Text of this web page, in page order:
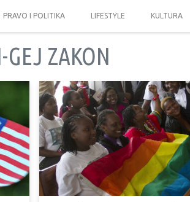
PRAVO I POLITIKA LIFESTYLE KULTURA
GEJ ZAKON